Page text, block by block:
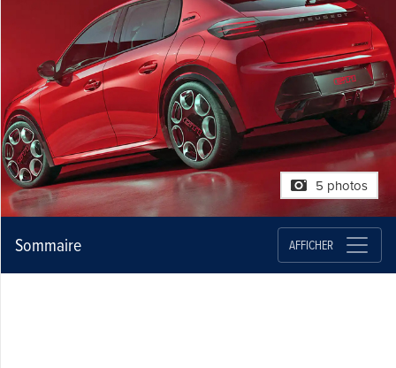
5 photos
Sommaire AFFICHER